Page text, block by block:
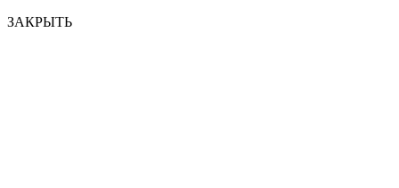
ЗАКРЫТЬ